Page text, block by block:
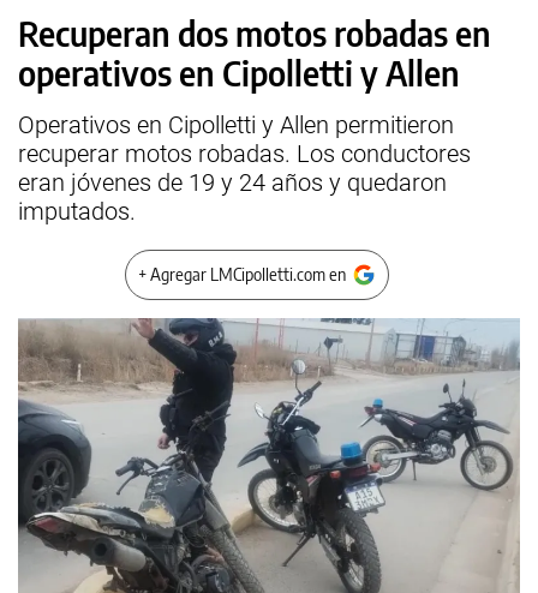
Recuperan dos motos robadas en
operativos en Cipolletti y Allen
Operativos en Cipolletti y Allen permitieron
recuperar motos robadas. Los conductores
eran jóvenes de 19 y 24 años y quedaron
imputados.
+ Agregar LMCipolletti.com en